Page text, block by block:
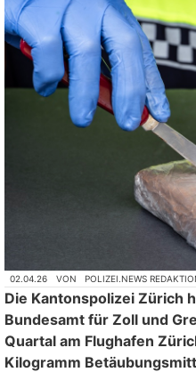
02.04.26 VON POLIZEI.NEWS
Die Kantonspolizei Zürich
Bundesamt für Zoll und
Quartal am Flughafen
Kilogramm